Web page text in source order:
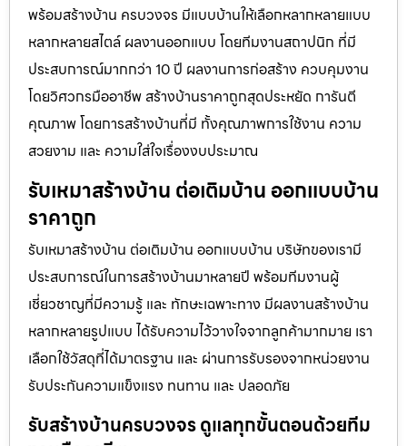
พร้อมสร้างบ้าน ครบวงจร มีแบบบ้านให้เลือกหลากหลายแบบ
หลากหลายสไตล์ ผลงานออกแบบ โดยทีมงานสถาปนิก ที่มี
ประสบการณ์มากกว่า 10 ปี ผลงานการก่อสร้าง ควบคุมงาน
โดยวิศวกรมืออาชีพ สร้างบ้านราคาถูกสุดประหยัด การันตี
คุณภาพ โดยการสร้างบ้านที่มี ทั้งคุณภาพการใช้งาน ความ
สวยงาม และ ความใส่ใจเรื่องงบประมาณ
รับเหมาสร้างบ้าน ต่อเติมบ้าน ออกแบบบ้าน
ราคาถูก
รับเหมาสร้างบ้าน ต่อเติมบ้าน ออกแบบบ้าน บริษัทของเรามี
ประสบการณ์ในการสร้างบ้านมาหลายปี พร้อมทีมงานผู้
เชี่ยวชาญที่มีความรู้ และ ทักษะเฉพาะทาง มีผลงานสร้างบ้าน
หลากหลายรูปแบบ ได้รับความไว้วางใจจากลูกค้ามากมาย เรา
เลือกใช้วัสดุที่ได้มาตรฐาน และ ผ่านการรับรองจากหน่วยงาน
รับประกันความแข็งแรง ทนทาน และ ปลอดภัย
รับสร้างบ้านครบวงจร ดูแลทุกขั้นตอนด้วยทีม